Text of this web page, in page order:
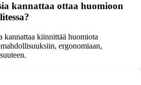
kannattaa ottaa huomioon
kannattaa kiinnittää huomiota
ergonomiaan,